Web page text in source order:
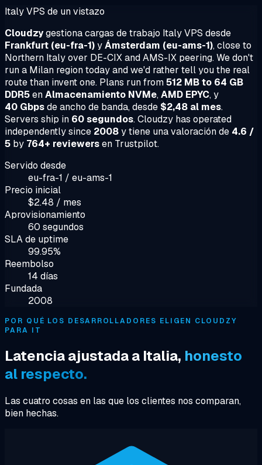
Italy VPS de un vistazo
Cloudzygestiona cargas de trabajo Italy VPS desde
Frankfurt (eu-fra-1)yÁmsterdam (eu-ams-1), close to
Northern Italy over DE-CIX and AMS-IX peering. We don't
run a Milan region today and we'd rather tell you the real
route than invent one. Plans run from512 MB to 64 GB
DDR5enAlmacenamiento NVMe,AMD EPYC, y
40 Gbpsde ancho de banda, desde $2,48 al mes.
Servers ship in 60 segundos. Cloudzy has operated
independently since 2008y tiene una valoración de 4.6 /
5 by 764+ reviewersen Trustpilot.
Servido desde
eu-fra-1 / eu-ams-1
Precio inicial
$2.48 / mes
Aprovisionamiento
60 segundos
SLA de uptime
99.95%
Reembolso
14 días
Fundada
2008
POR QUÉ LOS DESARROLLADORES ELIGEN CLOUDZY
PARA IT
Latencia ajustada a Italia, honesto
al respecto.
Las cuatro cosas en las que los clientes nos comparan,
bien hechas.